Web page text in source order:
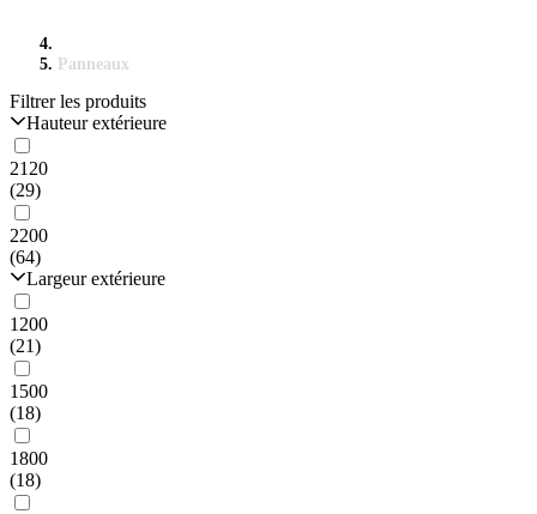
Panneaux
Filtrer les produits
Hauteur extérieure
2120
(29)
2200
(64)
Largeur extérieure
1200
(21)
1500
(18)
1800
(18)